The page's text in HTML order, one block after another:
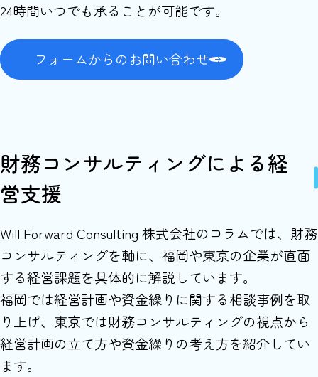
24時間いつでも承ることが可能です。
フォームからのお問い合わせ
財務コンサルティングによる経
営支援
Will Forward Consulting 株式会社のコラムでは、財務
コンサルティングを軸に、福岡や東京の企業が直面
する経営課題を具体的に解説しています。
福岡では経営計画や資金繰りに関する相談事例を取
り上げ、東京では財務コンサルティングの視点から
経営計画の立て方や資金繰りの考え方を紹介してい
ます。